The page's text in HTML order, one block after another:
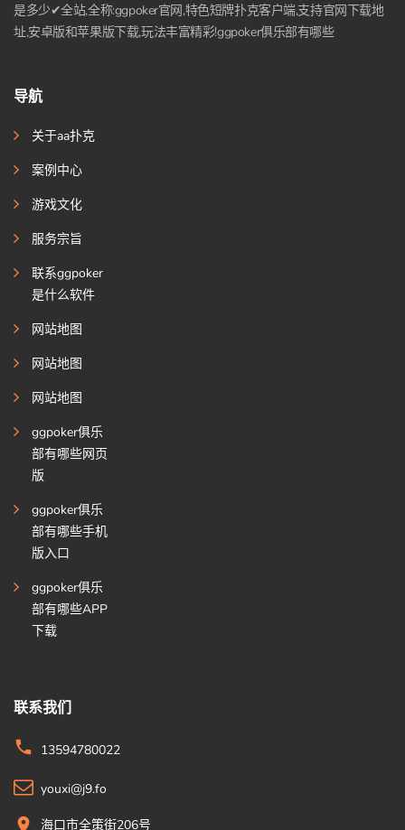
是多少✔全站,全称:ggpoker官网,特色短牌扑克客户端,支持官网下载地
址,安卓版和苹果版下载,玩法丰富精彩!ggpoker俱乐部有哪些
导航
关于aa扑克
案例中心
游戏文化
服务宗旨
联系ggpoker
是什么软件
网站地图
网站地图
网站地图
ggpoker俱乐
部有哪些网页
版
ggpoker俱乐
部有哪些手机
版入口
ggpoker俱乐
部有哪些APP
下载
联系我们
13594780022
youxi@j9.fo
海口市全策街206号